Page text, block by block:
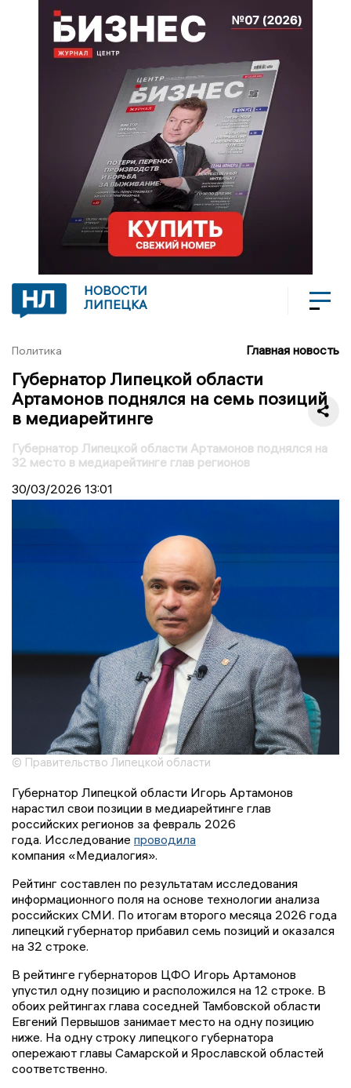
НОВОСТИ
ЛИПЕЦКА
Политика Главная новость
Губернатор Липецкой области
Артамонов поднялся на семь позиций
в медиарейтинге
Губернатор Липецкой области Артамонов поднялся на
32 место в медиарейтинге глав регионов
30/03/2026 13:01
© Правительство Липецкой области
Губернатор Липецкой области Игорь Артамонов
нарастил свои позиции в медиарейтинге глав
российских регионов за февраль 2026
года. Исследование проводила
компания «Медиалогия».
Рейтинг составлен по результатам исследования
информационного поля на основе технологии анализа
российских СМИ. По итогам второго месяца 2026 года
липецкий губернатор прибавил семь позиций и оказался
на 32 строке.
В рейтинге губернаторов ЦФО Игорь Артамонов
упустил одну позицию и расположился на 12 строке. В
обоих рейтингах глава соседней Тамбовской области
Евгений Первышов занимает место на одну позицию
ниже. На одну строку липецкого губернатора
опережают главы Самарской и Ярославской областей
соответственно.